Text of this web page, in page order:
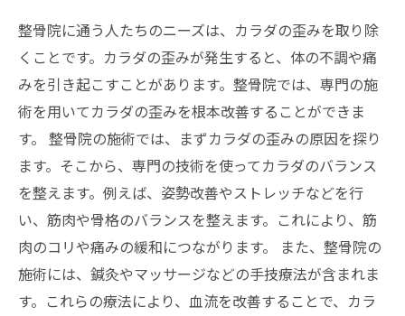
整骨院に通う人たちのニーズは、カラダの歪みを取り除
くことです。カラダの歪みが発生すると、体の不調や痛
みを引き起こすことがあります。整骨院では、専門の施
術を用いてカラダの歪みを根本改善することができま
す。 整骨院の施術では、まずカラダの歪みの原因を探り
ます。そこから、専門の技術を使ってカラダのバランス
を整えます。例えば、姿勢改善やストレッチなどを行
い、筋肉や骨格のバランスを整えます。これにより、筋
肉のコリや痛みの緩和につながります。 また、整骨院の
施術には、鍼灸やマッサージなどの手技療法が含まれま
す。これらの療法により、血流を改善することで、カラ